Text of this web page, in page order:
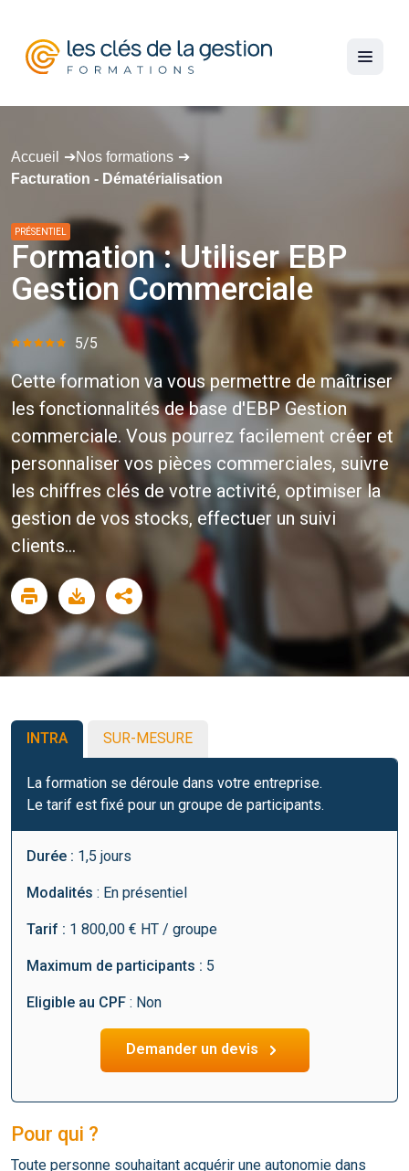
Accueil
Nos formations
Facturation - Dématérialisation
PRÉSENTIEL
Formation : Utiliser EBP
Gestion Commerciale
5/5
Cette formation va vous permettre de maîtriser
les fonctionnalités de base d'EBP Gestion
commerciale. Vous pourrez facilement créer et
personnaliser vos pièces commerciales, suivre
les chiffres clés de votre activité, optimiser la
gestion de vos stocks, effectuer un suivi
clients...
Pour qui ?
Toute personne souhaitant acquérir une autonomie dans
INTRA SUR-MESURE
La formation se déroule dans votre entreprise.
Le tarif est fixé pour un groupe de participants.
Durée : 1,5 jours
Modalités : En présentiel
Tarif : 1 800,00 € HT / groupe
Maximum de participants : 5
Eligible au CPF : Non
Demander un devis